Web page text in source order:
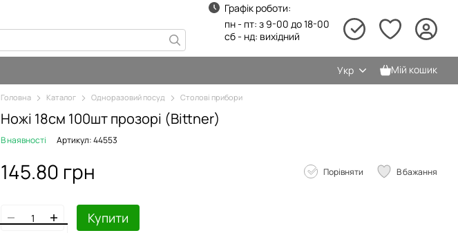
Графік роботи:
пн - пт: з 9-00 до 18-00
сб - нд: вихідний
Укр Мій кошик
Головна Каталог Одноразовий посуд Столові прибори
Ножі 18см 100шт прозорі (Bittner)
В наявності Артикул: 44553
145.80 грн Порівняти В бажання
Купити